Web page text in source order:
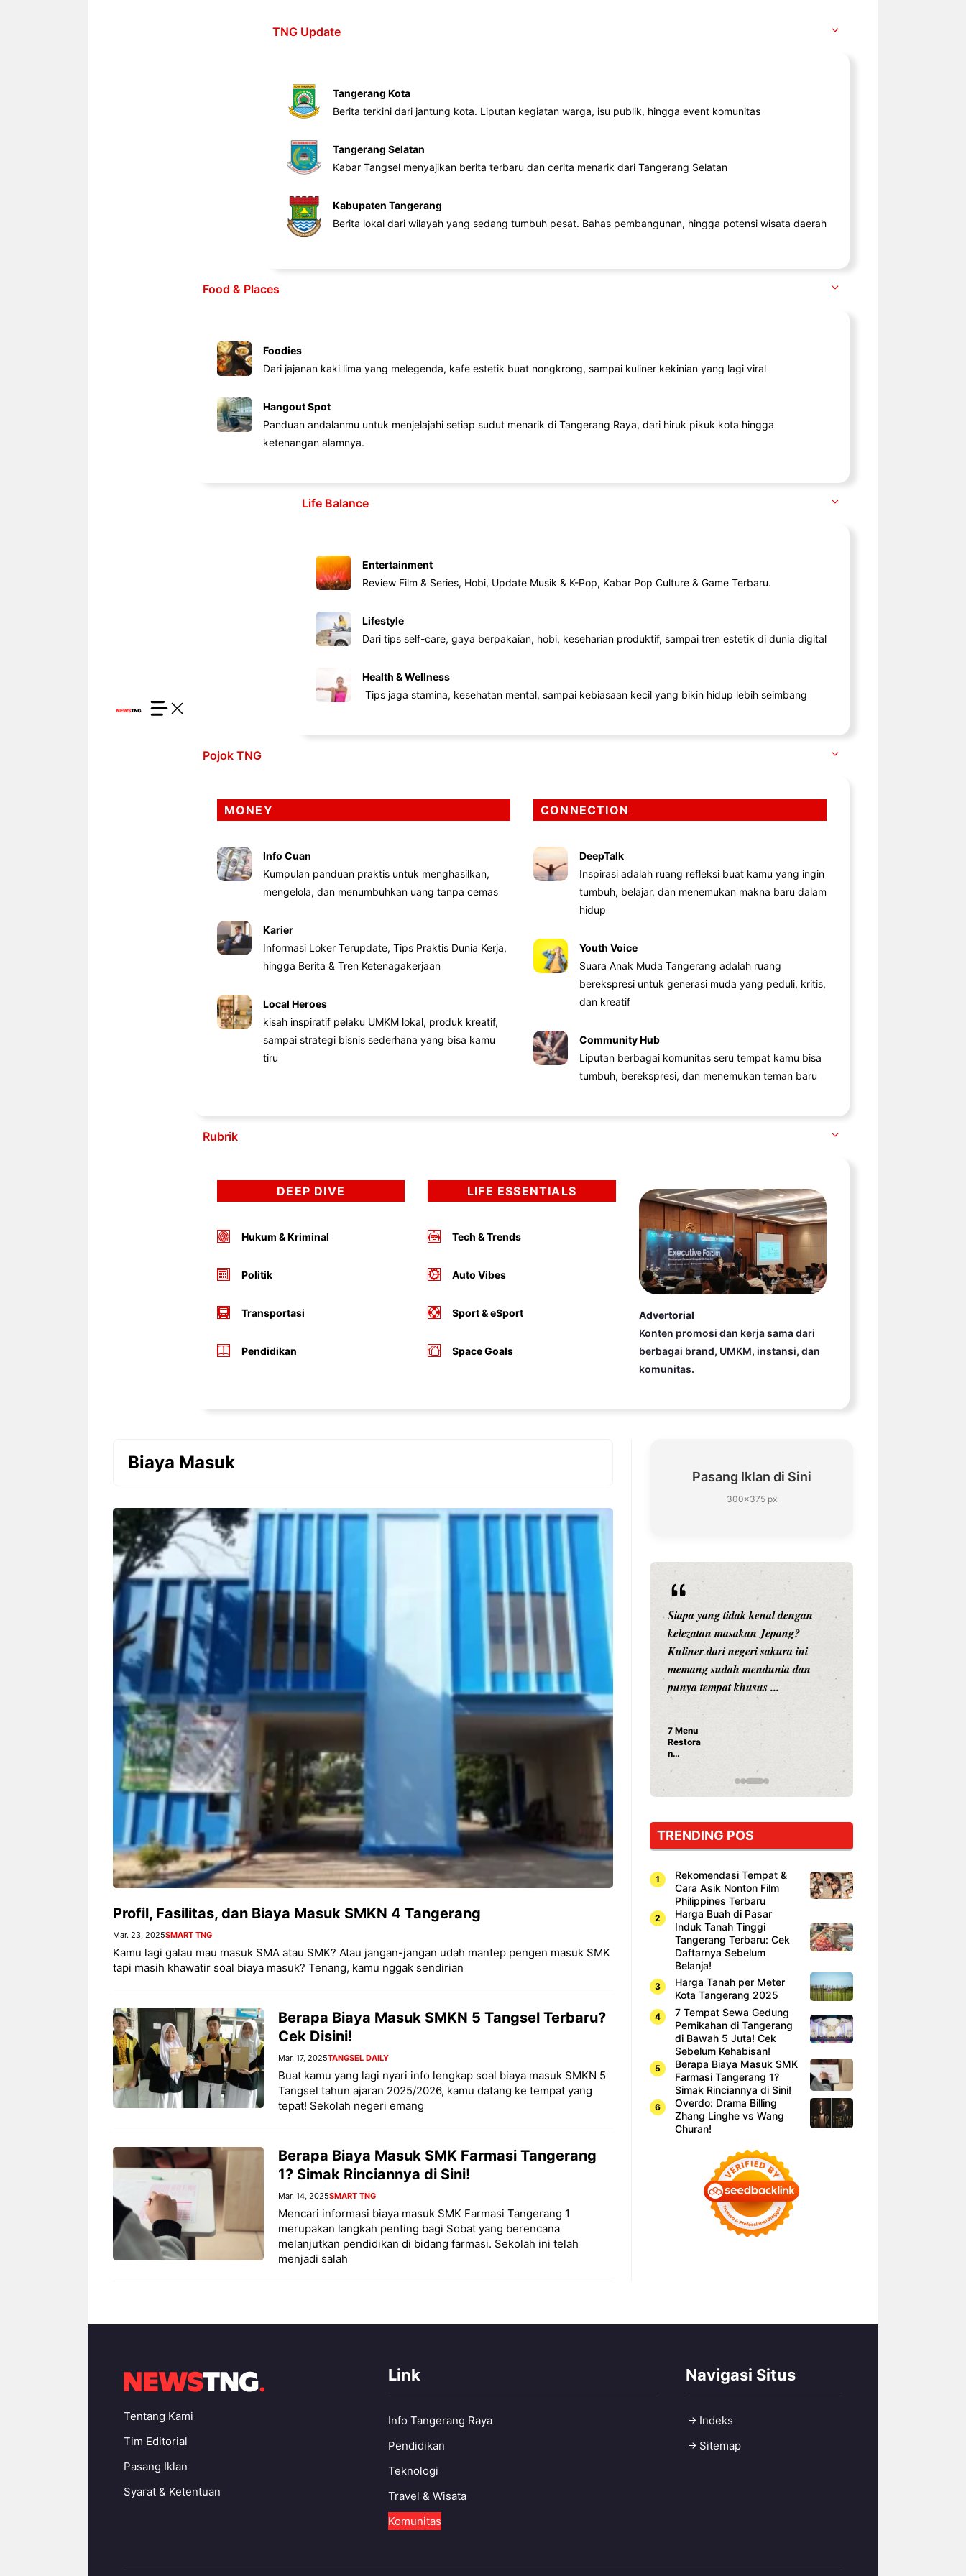
TNG Update
Tangerang Kota
Berita terkini dari jantung kota. Liputan kegiatan warga, isu publik, hingga event komunitas
Tangerang Selatan
Kabar Tangsel menyajikan berita terbaru dan cerita menarik dari Tangerang Selatan
Kabupaten Tangerang
Berita lokal dari wilayah yang sedang tumbuh pesat. Bahas pembangunan, hingga potensi wisata daerah
Food & Places
Foodies
Dari jajanan kaki lima yang melegenda, kafe estetik buat nongkrong, sampai kuliner kekinian yang lagi viral
Hangout Spot
Panduan andalanmu untuk menjelajahi setiap sudut menarik di Tangerang Raya, dari hiruk pikuk kota hingga
ketenangan alamnya.
Life Balance
Entertainment
Review Film & Series, Hobi, Update Musik & K-Pop, Kabar Pop Culture & Game Terbaru.
Lifestyle
Dari tips self-care, gaya berpakaian, hobi, keseharian produktif, sampai tren estetik di dunia digital
Health & Wellness
Tips jaga stamina, kesehatan mental, sampai kebiasaan kecil yang bikin hidup lebih seimbang
Pojok TNG
MONEY
Info Cuan
Kumpulan panduan praktis untuk menghasilkan,
mengelola, dan menumbuhkan uang tanpa cemas
Karier
Informasi Loker Terupdate, Tips Praktis Dunia Kerja,
hingga Berita & Tren Ketenagakerjaan
Local Heroes
kisah inspiratif pelaku UMKM lokal, produk kreatif,
sampai strategi bisnis sederhana yang bisa kamu
tiru
CONNECTION
DeepTalk
Inspirasi adalah ruang refleksi buat kamu yang ingin
tumbuh, belajar, dan menemukan makna baru dalam
hidup
Youth Voice
Suara Anak Muda Tangerang adalah ruang
berekspresi untuk generasi muda yang peduli, kritis,
dan kreatif
Community Hub
Liputan berbagai komunitas seru tempat kamu bisa
tumbuh, berekspresi, dan menemukan teman baru
Rubrik
DEEP DIVE
Hukum & Kriminal
Politik
Transportasi
Pendidikan
LIFE ESSENTIALS
Tech & Trends
Auto Vibes
Sport & eSport
Space Goals
Advertorial
Konten promosi dan kerja sama dari
berbagai brand, UMKM, instansi, dan
komunitas.
Biaya Masuk
Profil, Fasilitas, dan Biaya Masuk SMKN 4 Tangerang
Mar. 23, 2025SMART TNG
Kamu lagi galau mau masuk SMA atau SMK? Atau jangan-jangan udah mantep pengen masuk SMK
tapi masih khawatir soal biaya masuk? Tenang, kamu nggak sendirian
Berapa Biaya Masuk SMKN 5 Tangsel Terbaru?
Cek Disini!
Mar. 17, 2025TANGSEL DAILY
Buat kamu yang lagi nyari info lengkap soal biaya masuk SMKN 5
Tangsel tahun ajaran 2025/2026, kamu datang ke tempat yang
tepat! Sekolah negeri emang
Berapa Biaya Masuk SMK Farmasi Tangerang
1? Simak Rinciannya di Sini!
Mar. 14, 2025SMART TNG
Mencari informasi biaya masuk SMK Farmasi Tangerang 1
merupakan langkah penting bagi Sobat yang berencana
melanjutkan pendidikan di bidang farmasi. Sekolah ini telah
menjadi salah
Pasang Iklan di Sini
300×375 px
Siapa sangka, dua nama besar di
dunia hiburan, Nunung Srimulat
dan Vicky Prasetyo, kini merambah
dunia kuliner dengan membuka
Nunung Srimulat & Vicky
Prasetyo Buka Restoran
Ayam Panggang! Cuma Rp
15 Ribu, Resep Rahasia
Mami Bikin Nagih!
Bandung – Menyambut pergantian
tahun 2026, restoran all you can
eat Kakkoii All You Can Eat
Bandung menghadirkan
penawaran spesial ...
You Can Eat Mulai Rp
145.000
Pernah gak sih kamu mulai
ngerjain sesuatu cuma buat iseng-
iseng, eh ternyata malah jadi
peluang bisnis yang
menguntungkan? Nah, itulah ...
Dari Iseng Jadi Cuan: Kisah
Hampers Jadi Bisnis Kece
Siapa yang tidak kenal dengan
kelezatan masakan Jepang?
Kuliner dari negeri sakura ini
memang sudah mendunia dan
punya tempat khusus ...
7 Menu
Restora
n
yang
Dicoba,
Cuma
Sushi!
TRENDING POS
Rekomendasi Tempat &
Cara Asik Nonton Film
Philippines Terbaru
Harga Buah di Pasar
Induk Tanah Tinggi
Tangerang Terbaru: Cek
Daftarnya Sebelum
Belanja!
Harga Tanah per Meter
Kota Tangerang 2025
7 Tempat Sewa Gedung
Pernikahan di Tangerang
di Bawah 5 Juta! Cek
Sebelum Kehabisan!
Berapa Biaya Masuk SMK
Farmasi Tangerang 1?
Simak Rinciannya di Sini!
Overdo: Drama Billing
Zhang Linghe vs Wang
Churan!
Tentang Kami
Tim Editorial
Pasang Iklan
Syarat & Ketentuan
Link
Info Tangerang Raya
Pendidikan
Teknologi
Travel & Wisata
Komunitas
Navigasi Situs
Indeks
Sitemap